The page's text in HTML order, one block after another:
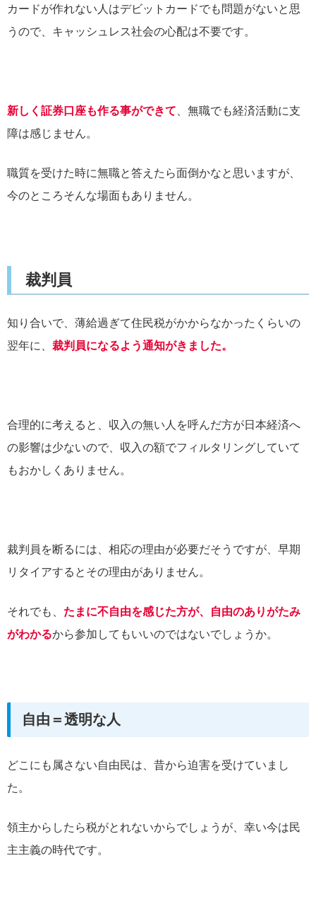
カードが作れない人はデビットカードでも問題がないと思
うので、キャッシュレス社会の心配は不要です。
新しく証券口座も作る事ができて 、無職でも経済活動に支
障は感じません。
職質を受けた時に無職と答えたら面倒かなと思いますが、
今のところそんな場面もありません。
裁判員
知り合いで、薄給過ぎて住民税がかからなかったくらいの
翌年に、 裁判員になるよう通知がきました。
合理的に考えると、収入の無い人を呼んだ方が日本経済へ
の影響は少ないので、収入の額でフィルタリングしていて
もおかしくありません。
裁判員を断るには、相応の理由が必要だそうですが、早期
リタイアするとその理由がありません。
それでも、 たまに不自由を感じた方が、自由のありがたみ
がわかるから参加してもいいのではないでしょうか。
自由＝透明な人
どこにも属さない自由民は、昔から迫害を受けていまし
た。
領主からしたら税がとれないからでしょうが、幸い今は民
主主義の時代です。